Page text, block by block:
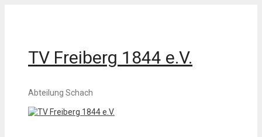
TV Freiberg 1844 e.V.
Abteilung Schach